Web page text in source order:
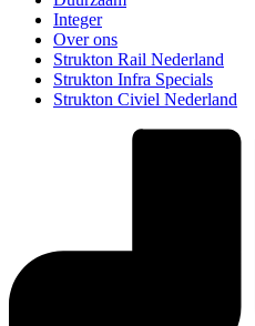
Integer
Over ons
Strukton Rail Nederland
Strukton Infra Specials
Strukton Civiel Nederland